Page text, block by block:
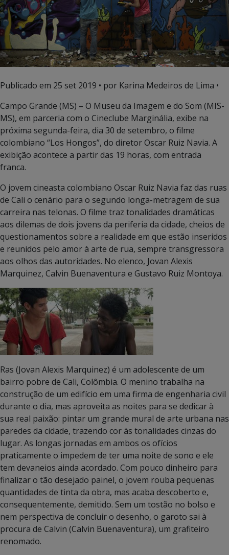
Publicado em 25 set 2019 • por Karina Medeiros de Lima •
Campo Grande (MS) – O Museu da Imagem e do Som (MIS-
MS), em parceria com o Cineclube Marginália, exibe na
próxima segunda-feira, dia 30 de setembro, o filme
colombiano “Los Hongos”, do diretor Oscar Ruiz Navia. A
exibição acontece a partir das 19 horas, com entrada
franca.
O jovem cineasta colombiano Oscar Ruiz Navia faz das ruas
de Cali o cenário para o segundo longa-metragem de sua
carreira nas telonas. O filme traz tonalidades dramáticas
aos dilemas de dois jovens da periferia da cidade, cheios de
questionamentos sobre a realidade em que estão inseridos
e reunidos pelo amor à arte de rua, sempre transgressora
aos olhos das autoridades. No elenco, Jovan Alexis
Marquinez, Calvin Buenaventura e Gustavo Ruiz Montoya.
Ras (Jovan Alexis Marquinez) é um adolescente de um
bairro pobre de Cali, Colômbia. O menino trabalha na
construção de um edifício em uma firma de engenharia civil
durante o dia, mas aproveita as noites para se dedicar à
sua real paixão: pintar um grande mural de arte urbana nas
paredes da cidade, trazendo cor às tonalidades cinzas do
lugar. As longas jornadas em ambos os ofícios
praticamente o impedem de ter uma noite de sono e ele
tem devaneios ainda acordado. Com pouco dinheiro para
finalizar o tão desejado painel, o jovem rouba pequenas
quantidades de tinta da obra, mas acaba descoberto e,
consequentemente, demitido. Sem um tostão no bolso e
nem perspectiva de concluir o desenho, o garoto sai à
procura de Calvin (Calvin Buenaventura), um grafiteiro
renomado.